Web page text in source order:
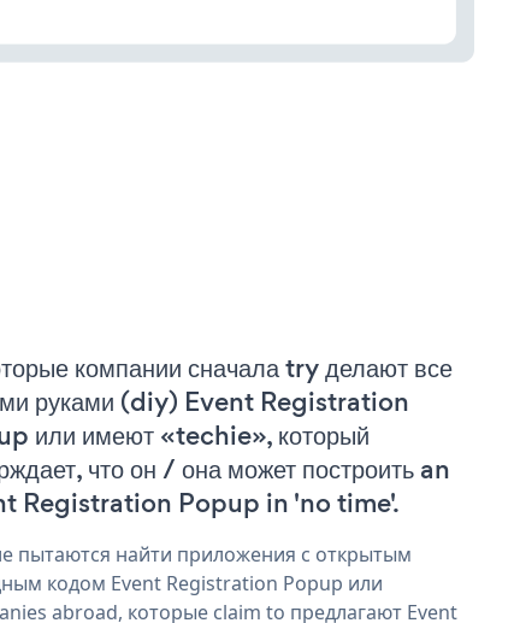
компании сначала try делают все
руками (diy) Event Registration
или имеют «techie», который
что он / она может построить an
Registration Popup in 'no time'.
пытаются найти приложения с открытым
кодом Event Registration Popup или
abroad, которые claim to предлагают Event